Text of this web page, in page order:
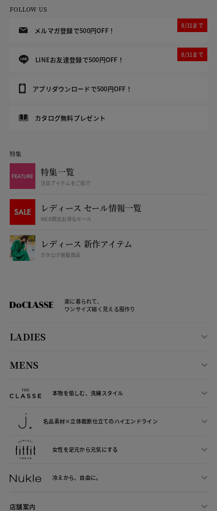
FOLLOW US
メルマガ登録で500円OFF！
8/31まで
LINEお友達登録で500円OFF！
8/31まで
アプリダウンロードで500円OFF！
カタログ無料プレゼント
特集
特集一覧
注目アイテムをご紹介
レディース セール情報一覧
WEB限定お得なセール
レディース 新作アイテム
カタログ掲載商品
楽に着られて、
ワンサイズ細く見える服作り
LADIES
MENS
本物を愉しむ、洗練スタイル
名品素材×立体裁断仕立てのハイエンドライン
女性を足元から元気にする
冷えから、 自由に。
店舗案内